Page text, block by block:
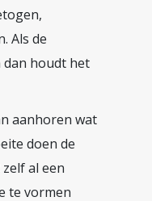
Als de
houdt het
aanhoren wat
doen de
al een
te vormen